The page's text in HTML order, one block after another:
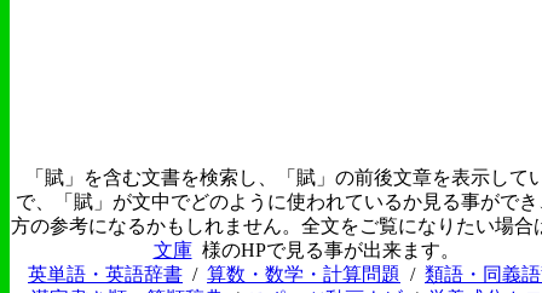
「賦」を含む文書を検索し、「賦」の前後文章を表示して
で、「賦」が文中でどのように使われているか見る事がで
方の参考になるかもしれません。全文をご覧になりたい場合
文庫 様のHPで見る事が出来ます。
英単語・英語辞書 / 算数・数学・計算問題 / 類語・同義